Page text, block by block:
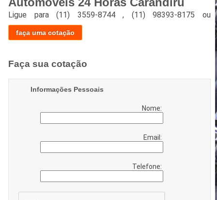
Ligue para(11) 3559-8744 , (11) 98393-8175 ou
faça uma cotação
Faça sua cotação
Informações Pessoais
Nome:
Email:
Telefone: